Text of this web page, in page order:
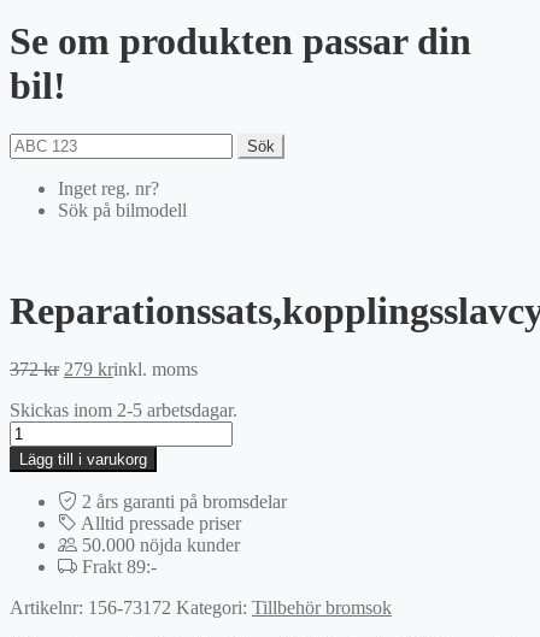
Se om produkten passar din
bil!
Sök
Inget reg. nr?
Sök på bilmodell
372kr Det
priset
372 kr.
279 krDet
priset
279 kr.
inkl. moms
Skickas inom 2-5 arbetsdagar.
Reparationssats,kopplingsslavcylinder
mängd
Lägg till i varukorg
2 års garanti på bromsdelar
Alltid pressade priser
50.000 nöjda kunder
Frakt 89:-
Artikelnr: 156-73172 Kategori: Tillbehör bromsok